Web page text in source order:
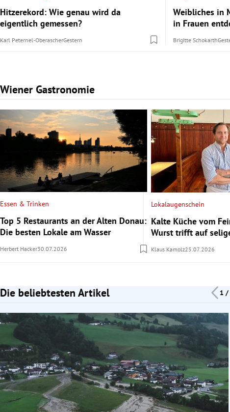
Hitzerekord: Wie genau wird da
eigentlich gemessen?
Karl Peternel-OberascherGestern
Weibliches in
in Frauen
Brigitte Schokarth
Wiener Gastronomie
Slide 1 von 5
Essen & Trinken
Top 5 Restaurants an der Alten Donau:
Die besten Lokale am Wasser
Herbert Hacker30.07.2026
Lokalaugenschein
Kalte Küche vom
Wurst trifft auf
Klaus Kamolz25.07.2026
Die beliebtesten Artikel 1 /
Slide 1 von 7